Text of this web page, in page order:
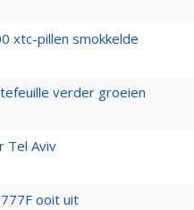
xtc-pillen smokkelde
verder groeien
Tel Aviv
ooit uit